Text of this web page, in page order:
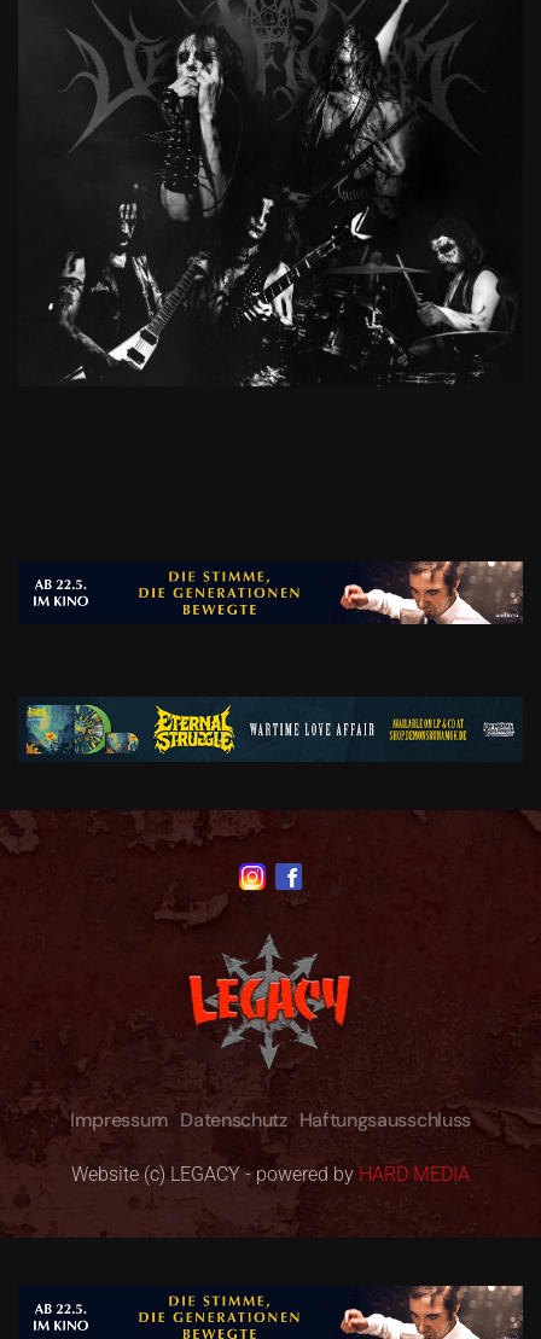
Impressum Datenschutz Haftungsausschluss
Website (c) LEGACY - powered by HARD MEDIA